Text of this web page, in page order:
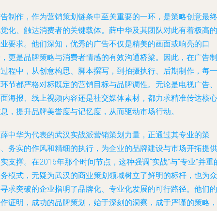
制作，作为营销策划链条中至关重要的一环，是策略创意最终
化、触达消费者的关键载体。薛中华及其团队对此有着极高的
要求。他们深知，优秀的广告不仅是精美的画面或响亮的口
更是品牌策略与消费者情感的有效沟通桥梁。因此，在广告制
程中，从创意构思、脚本撰写，到拍摄执行、后期制作，每一
节都严格对标既定的营销目标与品牌调性。无论是电视广告、
海报、线上视频内容还是社交媒体素材，都力求精准传达核心
，提升品牌美誉度与记忆度，从而驱动市场行动。
中华为代表的武汉实战派营销策划力量，正通过其专业的策
务实的作风和精细的执行，为企业的品牌建设与市场开拓提供
支撑。在2016年那个时间节点，这种强调“实战”与“专业”并重
模式，无疑为武汉的商业策划领域树立了鲜明的标杆，也为众
求突破的企业指明了品牌化、专业化发展的可行路径。他们的
证明，成功的品牌策划，始于深刻的洞察，成于严谨的策略，